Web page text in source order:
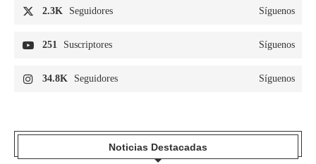
2.3K Seguidores Síguenos
251 Suscriptores Síguenos
34.8K Seguidores Síguenos
Noticias Destacadas